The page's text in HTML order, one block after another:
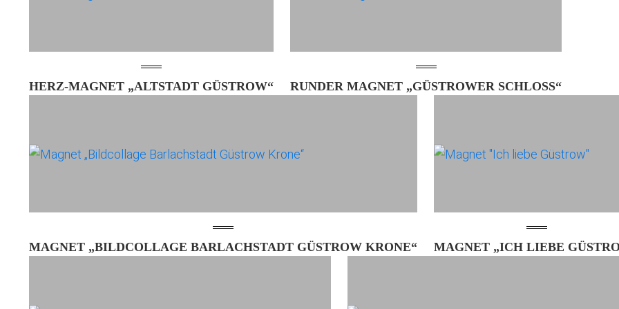
HERZ-MAGNET „ALTSTADT GÜSTROW“ RUNDER MAGNET „GÜSTROWER SCHLOSS“
MAGNET „BILDCOLLAGE BARLACHSTADT GÜSTROW KRONE“ MAGNET „ICH LIEBE